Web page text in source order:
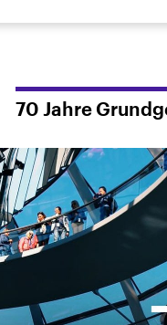
Machen statt meckern!
70 Jahre